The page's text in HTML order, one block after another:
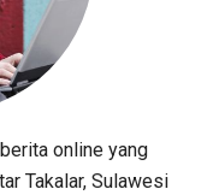
online yang
Takalar, Sulawesi